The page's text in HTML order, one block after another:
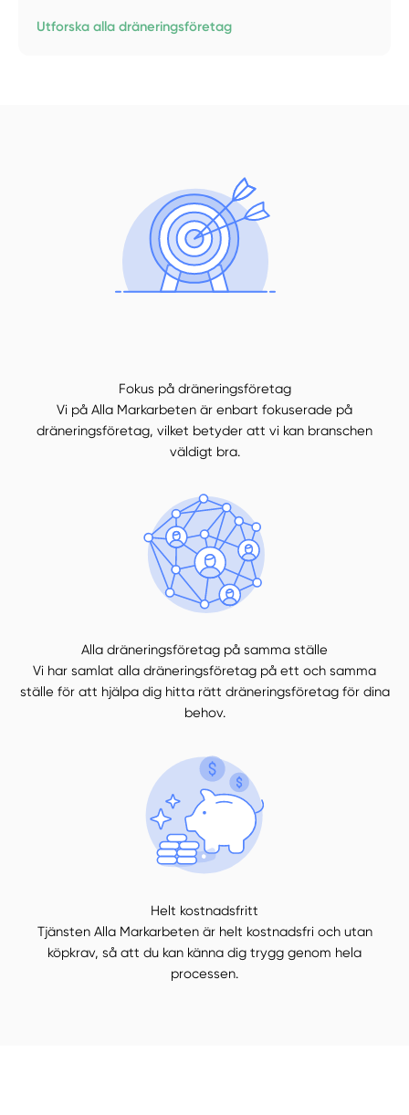
Utforska alla dräneringsföretag
Fokus på dräneringsföretag
Vi på Alla Markarbeten är enbart fokuserade på
dräneringsföretag, vilket betyder att vi kan branschen
väldigt bra.
Alla dräneringsföretag på samma ställe
Vi har samlat alla dräneringsföretag på ett och samma
ställe för att hjälpa dig hitta rätt dräneringsföretag för dina
behov.
Helt kostnadsfritt
Tjänsten Alla Markarbeten är helt kostnadsfri och utan
köpkrav, så att du kan känna dig trygg genom hela
processen.